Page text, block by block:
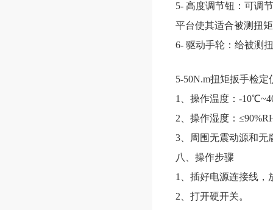
5- 高度调节钮：可调
平台使其适合被测扭
6- 驱动手轮：给被测
5-50N.m扭矩扳手检定
1、操作温度：-
2、操作湿度：
3、周围无震动源和无
八、操作步骤
1、插好电源连接线，
2、打开硬开关。